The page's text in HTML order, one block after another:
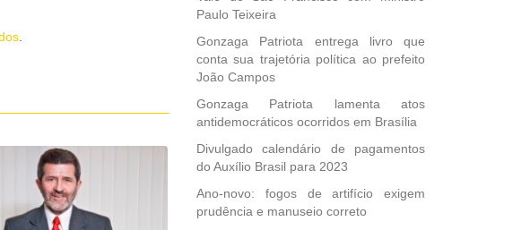
Paulo Teixeira
Gonzaga Patriota entrega livro que
conta sua trajetória política ao prefeito
João Campos
Gonzaga Patriota lamenta atos
antidemocráticos ocorridos em Brasília
Divulgado calendário de pagamentos
do Auxílio Brasil para 2023
Ano-novo: fogos de artifício exigem
prudência e manuseio correto